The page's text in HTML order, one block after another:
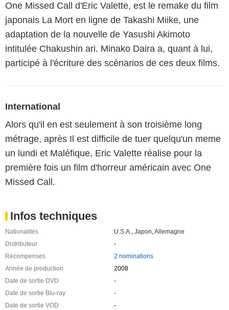
One Missed Call d'Eric Valette, est le remake du film
japonais La Mort en ligne de Takashi Miike, une
adaptation de la nouvelle de Yasushi Akimoto
intitulée Chakushin ari. Minako Daira a, quant à lui,
participé à l'écriture des scénarios de ces deux films.
International
Alors qu'il en est seulement à son troisième long
métrage, après Il est difficile de tuer quelqu'un meme
un lundi et Maléfique, Eric Valette réalise pour la
première fois un film d'horreur américain avec One
Missed Call.
Infos techniques
Nationalités U.S.A., Japon,Allemagne
Distributeur
-
Récompenses
2 nominations
Année de production
2008
Date de sortie DVD
-
Date de sortie Blu-ray
-
Date de sortie VOD
-